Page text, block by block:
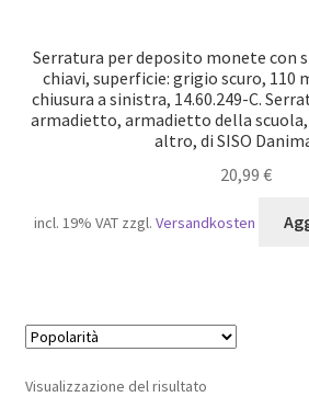
Serratura per deposito monete con
chiavi, superficie: grigio scuro, 110
chiusura a sinistra, 14.60.249-C.
armadietto, armadietto della
altro, di SISO
20,99 €
incl. 19% VAT zzgl. Versandkosten
Visualizzazione del risultato